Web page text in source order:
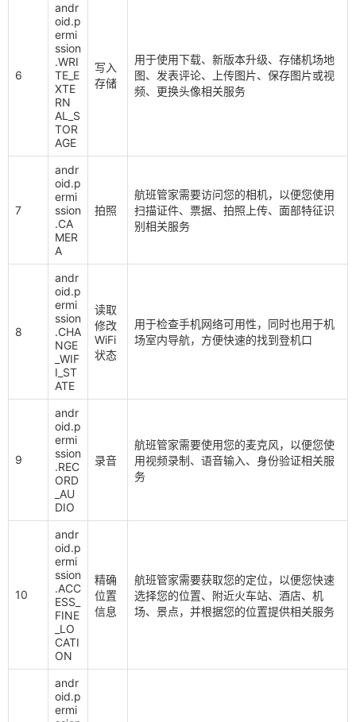
6
andr
oid.p
ermi
ssion
.WRI
TE_E
XTE
RN
AL_S
TOR
AGE
写入
存储
用于使用下载、新版本升级、存储机场地
图、发表评论、上传图片、保存图片或视
频、更换头像相关服务
7
andr
oid.p
ermi
ssion
.CA
MER
A
拍照
航班管家需要访问您的相机，以便您使用
扫描证件、票据、拍照上传、面部特征识
别相关服务
8
andr
oid.p
ermi
ssion
.CHA
NGE
_WIF
I_ST
ATE
读取
修改
WiFi
状态
用于检查手机网络可用性，同时也用于机
场室内导航，方便快速的找到登机口
9
andr
oid.p
ermi
ssion
.REC
ORD
_AU
DIO
录音
航班管家需要使用您的麦克风，以便您使
用视频录制、语音输入、身份验证相关服
务
10
andr
oid.p
ermi
ssion
.ACC
ESS_
FINE
_LO
CATI
ON
精确
位置
信息
航班管家需要获取您的定位，以便您快速
选择您的位置、附近火车站、酒店、机
场、景点，并根据您的位置提供相关服务
andr
oid.p
ermi